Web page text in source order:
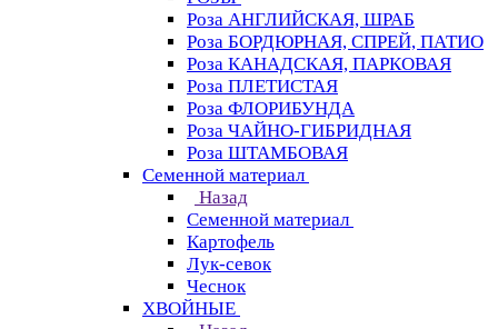
Роза АНГЛИЙСКАЯ, ШРАБ
Роза БОРДЮРНАЯ, СПРЕЙ, ПАТИО
Роза КАНАДСКАЯ, ПАРКОВАЯ
Роза ПЛЕТИСТАЯ
Роза ФЛОРИБУНДА
Роза ЧАЙНО-ГИБРИДНАЯ
Роза ШТАМБОВАЯ
Семенной материал
Назад
Семенной материал
Картофель
Лук-севок
Чеснок
ХВОЙНЫЕ